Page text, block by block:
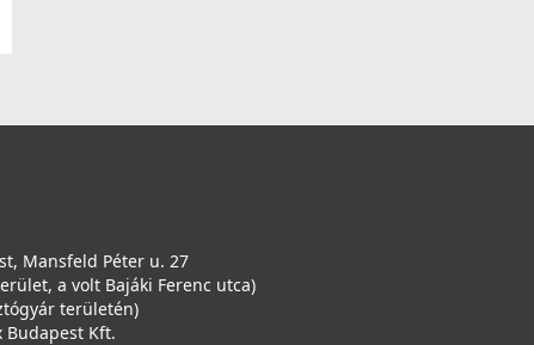
Mansfeld Péter u. 27
a volt Bajáki Ferenc utca)
területén)
Kft.